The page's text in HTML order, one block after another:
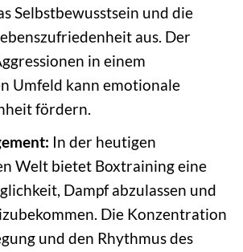
Selbstbewusstsein und die
aus. Der
in einem
Umfeld kann emotionale
fördern.
In der heutigen
Welt bietet Boxtraining eine
Dampf abzulassen und
Die Konzentration
und den Rhythmus des